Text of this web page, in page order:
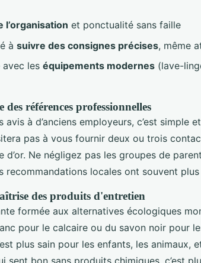
l’organisation et ponctualité sans faille
à suivre des consignes précises, même
avec les équipements modernes (lave-
références professionnelles
avis à d’anciens employeurs, c’est simple
pas à vous fournir deux ou trois
d’or. Ne négligez pas les groupes de
recommandations locales ont souvent
des produits d'entretien
formée aux alternatives écologiques
pour le calcaire ou du savon noir pour
plus sain pour les enfants, les animaux,